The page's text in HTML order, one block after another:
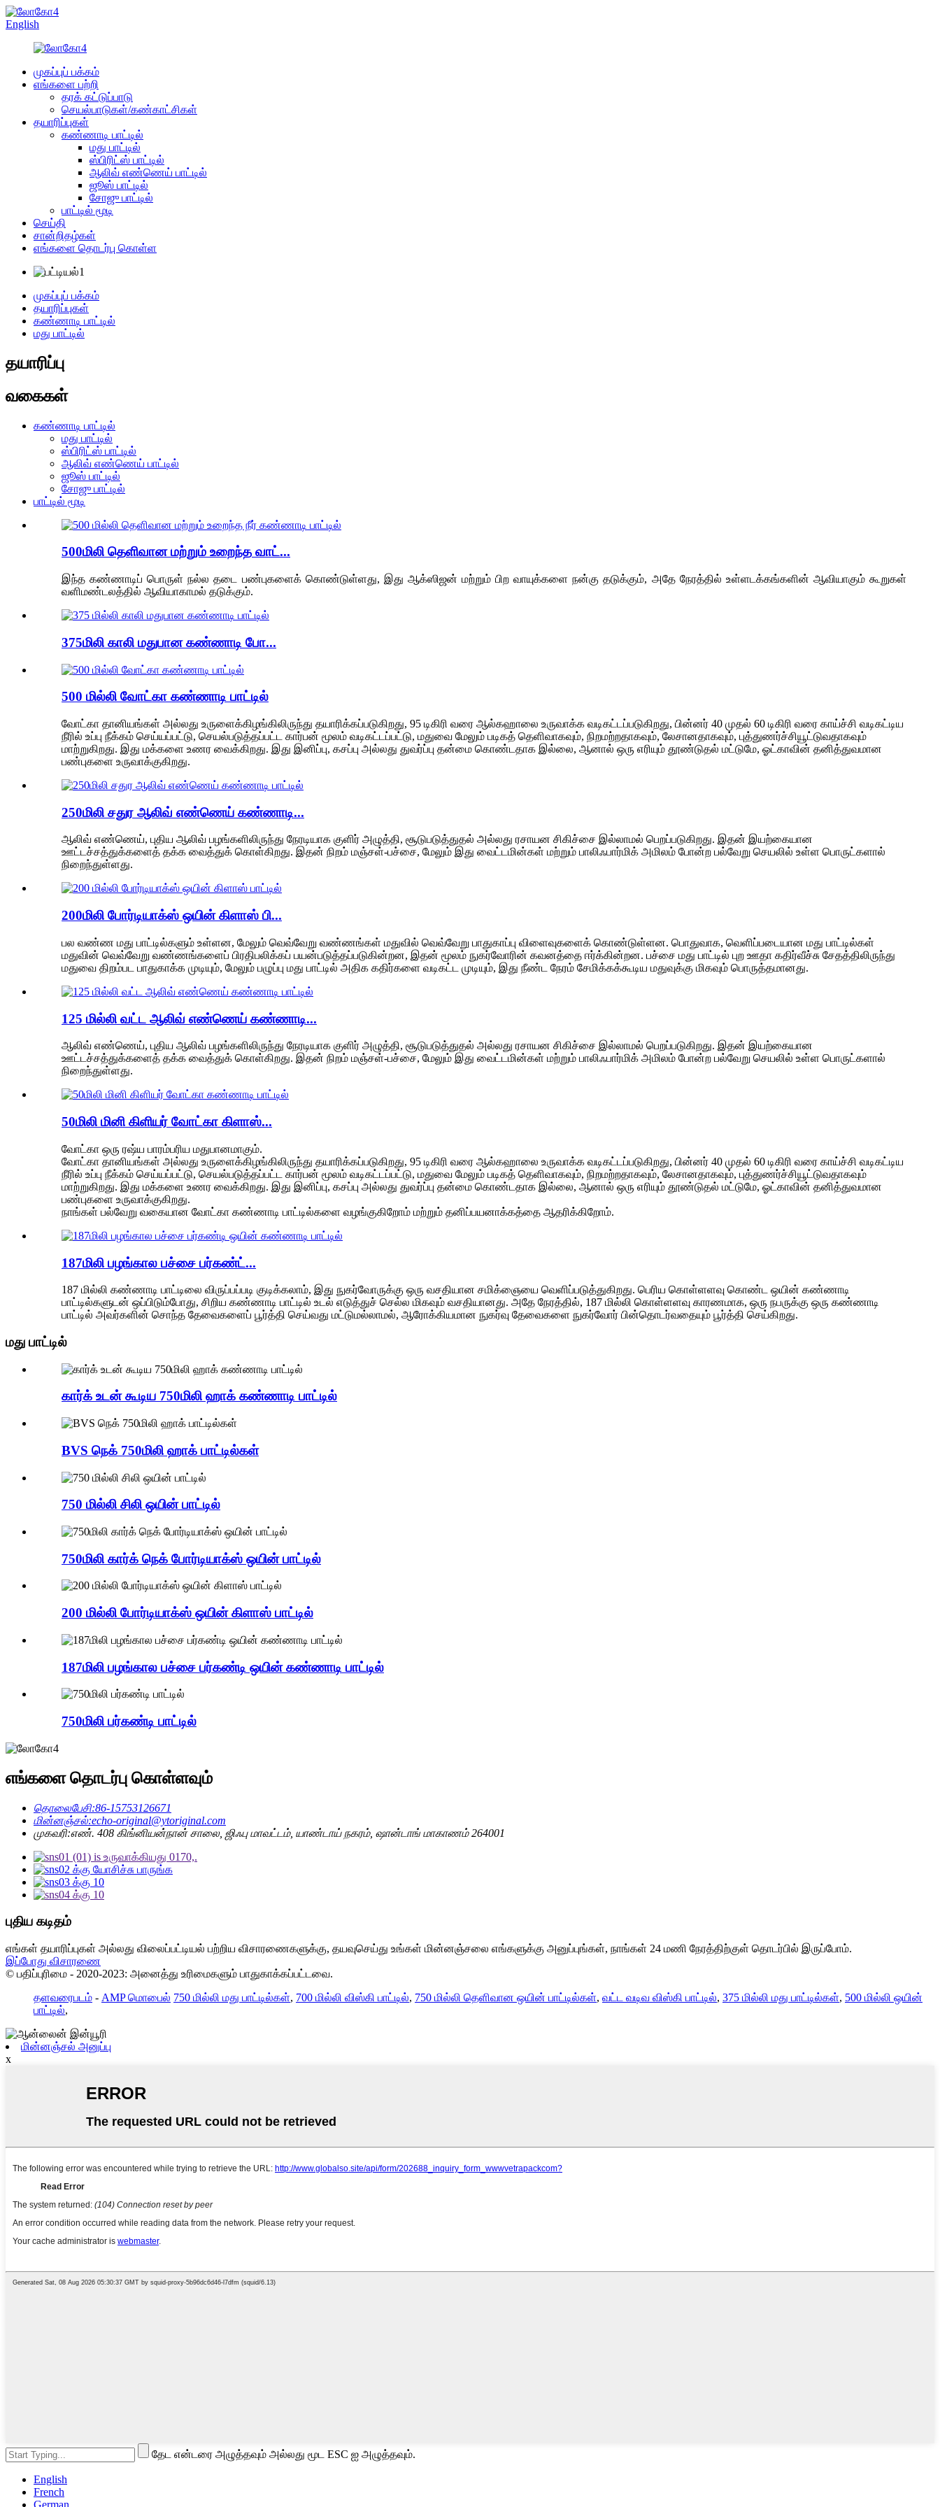
English
முகப்புப் பக்கம்
எங்களை பற்றி
தரக் கட்டுப்பாடு
செயல்பாடுகள்/கண்காட்சிகள்
தயாரிப்புகள்
கண்ணாடி பாட்டில்
மது பாட்டில்
ஸ்பிரிட்ஸ் பாட்டில்
ஆலிவ் எண்ணெய் பாட்டில்
ஜூஸ் பாட்டில்
சோஜு பாட்டில்
பாட்டில் மூடி
செய்தி
சான்றிதழ்கள்
எங்களை தொடர்பு கொள்ள
முகப்புப் பக்கம்
தயாரிப்புகள்
கண்ணாடி பாட்டில்
மது பாட்டில்
தயாரிப்பு
வகைகள்
கண்ணாடி பாட்டில்
மது பாட்டில்
ஸ்பிரிட்ஸ் பாட்டில்
ஆலிவ் எண்ணெய் பாட்டில்
ஜூஸ் பாட்டில்
சோஜு பாட்டில்
பாட்டில் மூடி
500மிலி தெளிவான மற்றும் உறைந்த வாட்...
இந்த கண்ணாடிப் பொருள் நல்ல தடை பண்புகளைக் கொண்டுள்ளது, இது ஆக்ஸிஜன் மற்றும் பிற வாயுக்களை நன்கு தடுக்கும், அதே நேரத்தில் உள்ளடக்கங்களின் ஆவியாகும் கூறுகள்
வளிமண்டலத்தில் ஆவியாகாமல் தடுக்கும்.
375மிலி காலி மதுபான கண்ணாடி போ...
500 மில்லி வோட்கா கண்ணாடி பாட்டில்
வோட்கா தானியங்கள் அல்லது உருளைக்கிழங்கிலிருந்து தயாரிக்கப்படுகிறது, 95 டிகிரி வரை ஆல்கஹாலை உருவாக்க வடிகட்டப்படுகிறது, பின்னர் 40 முதல் 60 டிகிரி வரை காய்ச்சி வடிகட்டிய
நீரில் உப்பு நீக்கம் செய்யப்பட்டு, செயல்படுத்தப்பட்ட கார்பன் மூலம் வடிகட்டப்பட்டு, மதுவை மேலும் படிகத் தெளிவாகவும், நிறமற்றதாகவும், லேசானதாகவும், புத்துணர்ச்சியூட்டுவதாகவும்
மாற்றுகிறது. இது மக்களை உணர வைக்கிறது. இது இனிப்பு, கசப்பு அல்லது துவர்ப்பு தன்மை கொண்டதாக இல்லை, ஆனால் ஒரு எரியும் தூண்டுதல் மட்டுமே, ஓட்காவின் தனித்துவமான
பண்புகளை உருவாக்குகிறது.
250மிலி சதுர ஆலிவ் எண்ணெய் கண்ணாடி...
ஆலிவ் எண்ணெய், புதிய ஆலிவ் பழங்களிலிருந்து நேரடியாக குளிர் அழுத்தி, சூடுபடுத்துதல் அல்லது ரசாயன சிகிச்சை இல்லாமல் பெறப்படுகிறது. இதன் இயற்கையான
ஊட்டச்சத்துக்களைத் தக்க வைத்துக் கொள்கிறது. இதன் நிறம் மஞ்சள்-பச்சை, மேலும் இது வைட்டமின்கள் மற்றும் பாலிஃபார்மிக் அமிலம் போன்ற பல்வேறு செயலில் உள்ள பொருட்களால்
நிறைந்துள்ளது.
200மிலி போர்டியாக்ஸ் ஒயின் கிளாஸ் பி...
பல வண்ண மது பாட்டில்களும் உள்ளன, மேலும் வெவ்வேறு வண்ணங்கள் மதுவில் வெவ்வேறு பாதுகாப்பு விளைவுகளைக் கொண்டுள்ளன. பொதுவாக, வெளிப்படையான மது பாட்டில்கள்
மதுவின் வெவ்வேறு வண்ணங்களைப் பிரதிபலிக்கப் பயன்படுத்தப்படுகின்றன, இதன் மூலம் நுகர்வோரின் கவனத்தை ஈர்க்கின்றன. பச்சை மது பாட்டில் புற ஊதா கதிர்வீச்சு சேதத்திலிருந்து
மதுவை திறம்பட பாதுகாக்க முடியும், மேலும் பழுப்பு மது பாட்டில் அதிக கதிர்களை வடிகட்ட முடியும், இது நீண்ட நேரம் சேமிக்கக்கூடிய மதுவுக்கு மிகவும் பொருத்தமானது.
125 மில்லி வட்ட ஆலிவ் எண்ணெய் கண்ணாடி...
ஆலிவ் எண்ணெய், புதிய ஆலிவ் பழங்களிலிருந்து நேரடியாக குளிர் அழுத்தி, சூடுபடுத்துதல் அல்லது ரசாயன சிகிச்சை இல்லாமல் பெறப்படுகிறது. இதன் இயற்கையான
ஊட்டச்சத்துக்களைத் தக்க வைத்துக் கொள்கிறது. இதன் நிறம் மஞ்சள்-பச்சை, மேலும் இது வைட்டமின்கள் மற்றும் பாலிஃபார்மிக் அமிலம் போன்ற பல்வேறு செயலில் உள்ள பொருட்களால்
நிறைந்துள்ளது.
50மிலி மினி கிளியர் வோட்கா கிளாஸ்...
வோட்கா ஒரு ரஷ்ய பாரம்பரிய மதுபானமாகும்.
வோட்கா தானியங்கள் அல்லது உருளைக்கிழங்கிலிருந்து தயாரிக்கப்படுகிறது, 95 டிகிரி வரை ஆல்கஹாலை உருவாக்க வடிகட்டப்படுகிறது, பின்னர் 40 முதல் 60 டிகிரி வரை காய்ச்சி வடிகட்டிய
நீரில் உப்பு நீக்கம் செய்யப்பட்டு, செயல்படுத்தப்பட்ட கார்பன் மூலம் வடிகட்டப்பட்டு, மதுவை மேலும் படிகத் தெளிவாகவும், நிறமற்றதாகவும், லேசானதாகவும், புத்துணர்ச்சியூட்டுவதாகவும்
மாற்றுகிறது. இது மக்களை உணர வைக்கிறது. இது இனிப்பு, கசப்பு அல்லது துவர்ப்பு தன்மை கொண்டதாக இல்லை, ஆனால் ஒரு எரியும் தூண்டுதல் மட்டுமே, ஓட்காவின் தனித்துவமான
பண்புகளை உருவாக்குகிறது.
நாங்கள் பல்வேறு வகையான வோட்கா கண்ணாடி பாட்டில்களை வழங்குகிறோம் மற்றும் தனிப்பயனாக்கத்தை ஆதரிக்கிறோம்.
187மிலி பழங்கால பச்சை பர்கண்ட்...
187 மில்லி கண்ணாடி பாட்டிலை விருப்பப்படி குடிக்கலாம், இது நுகர்வோருக்கு ஒரு வசதியான சமிக்ஞையை வெளிப்படுத்துகிறது. பெரிய கொள்ளளவு கொண்ட ஒயின் கண்ணாடி
பாட்டில்களுடன் ஒப்பிடும்போது, ​​சிறிய கண்ணாடி பாட்டில் உடல் எடுத்துச் செல்ல மிகவும் வசதியானது. அதே நேரத்தில், 187 மில்லி கொள்ளளவு காரணமாக, ஒரு நபருக்கு ஒரு கண்ணாடி
பாட்டில் அவர்களின் சொந்த தேவைகளைப் பூர்த்தி செய்வது மட்டுமல்லாமல், ஆரோக்கியமான நுகர்வு தேவைகளை நுகர்வோர் பின்தொடர்வதையும் பூர்த்தி செய்கிறது.
மது பாட்டில்
கார்க் உடன் கூடிய 750மிலி ஹாக் கண்ணாடி பாட்டில்
BVS நெக் 750மிலி ஹாக் பாட்டில்கள்
750 மில்லி சிலி ஒயின் பாட்டில்
750மிலி கார்க் நெக் போர்டியாக்ஸ் ஒயின் பாட்டில்
200 மில்லி போர்டியாக்ஸ் ஒயின் கிளாஸ் பாட்டில்
187மிலி பழங்கால பச்சை பர்கண்டி ஒயின் கண்ணாடி பாட்டில்
750மிலி பர்கண்டி பாட்டில்
எங்களை தொடர்பு கொள்ளவும்
தொலைபேசி:86-15753126671
மின்னஞ்சல்:echo-original@ytoriginal.com
முகவரி:எண். 408 கிங்னியன்நான் சாலை, ஜிஃபு மாவட்டம், யாண்டாய் நகரம், ஷான்டாங் மாகாணம் 264001
புதிய கடிதம்
எங்கள் தயாரிப்புகள் அல்லது விலைப்பட்டியல் பற்றிய விசாரணைகளுக்கு, தயவுசெய்து உங்கள் மின்னஞ்சலை எங்களுக்கு அனுப்புங்கள், நாங்கள் 24 மணி நேரத்திற்குள் தொடர்பில் இருப்போம்.
இப்போது விசாரணை
© பதிப்புரிமை - 2020-2023: அனைத்து உரிமைகளும் பாதுகாக்கப்பட்டவை.
தளவரைபடம் - AMP மொபைல் 750 மில்லி மது பாட்டில்கள், 700 மில்லி விஸ்கி பாட்டில், 750 மில்லி தெளிவான ஒயின் பாட்டில்கள், வட்ட வடிவ விஸ்கி பாட்டில், 375 மில்லி மது பாட்டில்கள், 500 மில்லி ஒயின்
பாட்டில்,
மின்னஞ்சல் அனுப்பு
x
தேட என்டரை அழுத்தவும் அல்லது மூட ESC ஐ அழுத்தவும்.
English
French
German